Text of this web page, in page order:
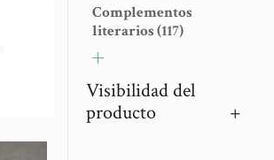
Complementos
literarios(117)
Visibilidad del
producto
+